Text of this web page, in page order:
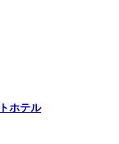
ホテル